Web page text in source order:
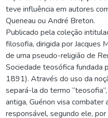
teve influência em autores
Queneau ou André Breton.
Publicado pela coleção
filosofia, dirigida por Jacques
de uma pseudo-religião de
Sociedade teosófica
1891). Através do uso da
separá-la do termo
antiga, Guénon visa combater
responsável, segundo ele,